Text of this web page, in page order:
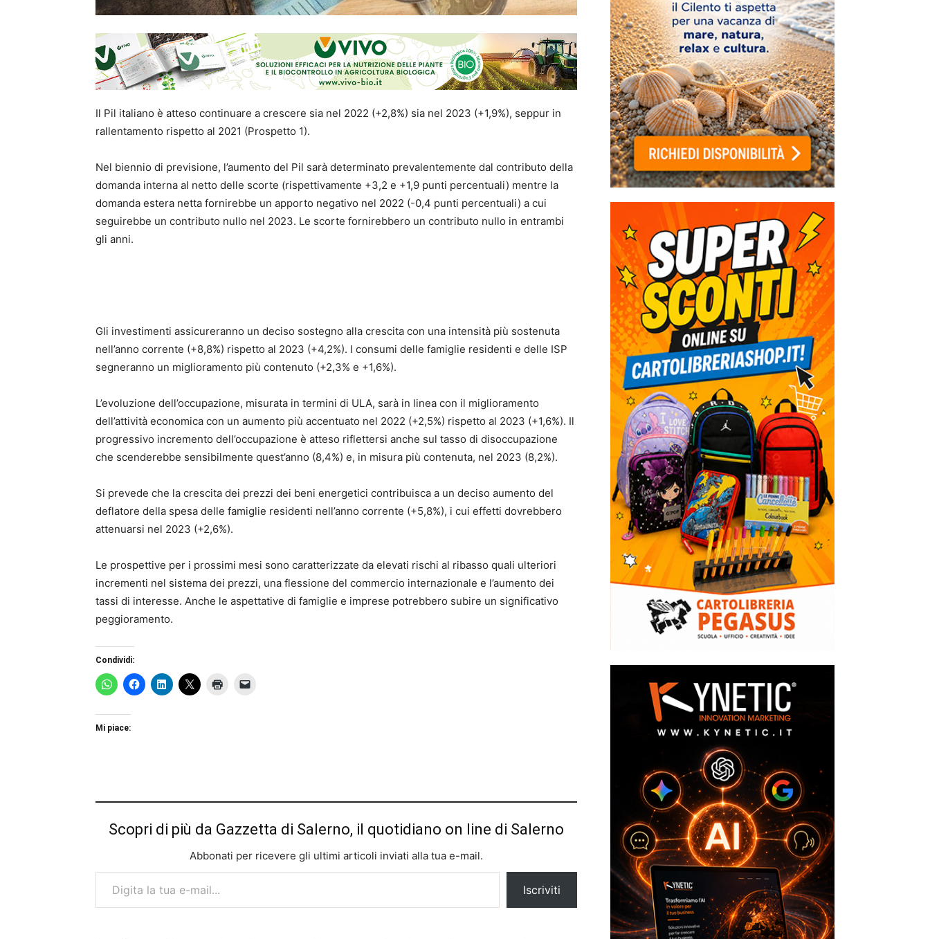
Il Pil italiano è atteso continuare a crescere sia nel 2022 (+2,8%) sia nel 2023 (+1,9%), seppur in
rallentamento rispetto al 2021 (Prospetto 1).
Nel biennio di previsione, l’aumento del Pil sarà determinato prevalentemente dal contributo della
domanda interna al netto delle scorte (rispettivamente +3,2 e +1,9 punti percentuali) mentre la
domanda estera netta fornirebbe un apporto negativo nel 2022 (-0,4 punti percentuali) a cui
seguirebbe un contributo nullo nel 2023. Le scorte fornirebbero un contributo nullo in entrambi
gli anni.
Gli investimenti assicureranno un deciso sostegno alla crescita con una intensità più sostenuta
nell’anno corrente (+8,8%) rispetto al 2023 (+4,2%). I consumi delle famiglie residenti e delle ISP
segneranno un miglioramento più contenuto (+2,3% e +1,6%).
L’evoluzione dell’occupazione, misurata in termini di ULA, sarà in linea con il miglioramento
dell’attività economica con un aumento più accentuato nel 2022 (+2,5%) rispetto al 2023 (+1,6%). Il
progressivo incremento dell’occupazione è atteso riflettersi anche sul tasso di disoccupazione
che scenderebbe sensibilmente quest’anno (8,4%) e, in misura più contenuta, nel 2023 (8,2%).
Si prevede che la crescita dei prezzi dei beni energetici contribuisca a un deciso aumento del
deflatore della spesa delle famiglie residenti nell’anno corrente (+5,8%), i cui effetti dovrebbero
attenuarsi nel 2023 (+2,6%).
Le prospettive per i prossimi mesi sono caratterizzate da elevati rischi al ribasso quali ulteriori
incrementi nel sistema dei prezzi, una flessione del commercio internazionale e l’aumento dei
tassi di interesse. Anche le aspettative di famiglie e imprese potrebbero subire un significativo
peggioramento.
Condividi:
Mi piace:
Scopri di più da Gazzetta di Salerno, il quotidiano on line di Salerno
Abbonati per ricevere gli ultimi articoli inviati alla tua e-mail.
Digita la tua e-mail...
Iscriviti